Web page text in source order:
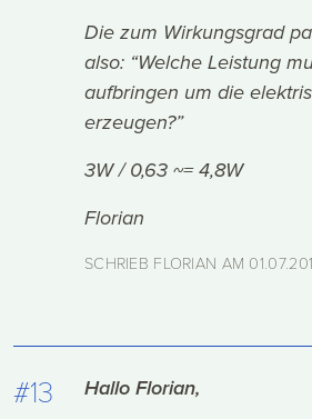
Die zum Wirkungsgrad
also: “Welche Leistung
aufbringen um die
erzeugen?”
3W / 0,63 ~= 4,8W
Florian
SCHRIEB FLORIAN AM
#13
Hallo Florian,